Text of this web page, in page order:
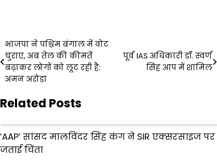
Post
navigation
भाजपा ने पश्चिम बंगाल में वोट
चुराए, अब तेल की कीमतें
बढ़ाकर लोगों को लूट रही है:
अमन अरोड़ा
पूर्व IAS अधिकारी डॉ. स्वर्ण
सिंह आप में शामिल
Related Posts
‘AAP’ सांसद मालविंदर सिंह कंग ने SIR एक्सरसाइज पर
जताई चिंता